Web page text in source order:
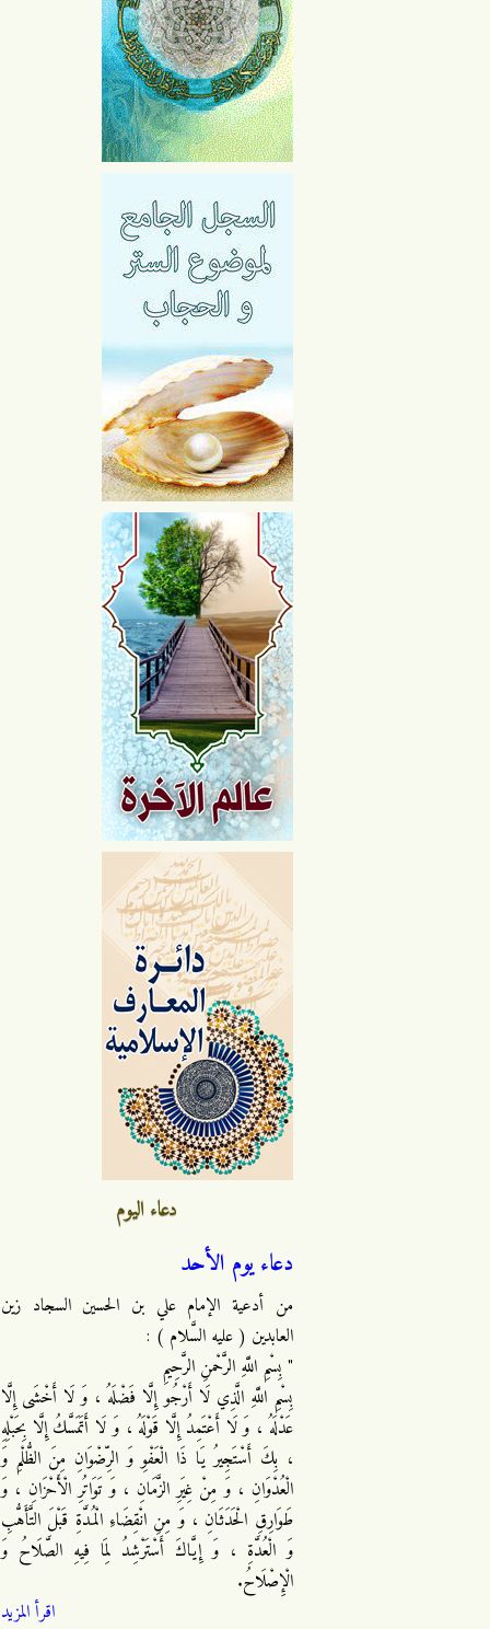
دعاء اليوم
دعاء يوم الأحد
من أدعية الإمام علي بن الحسين السجاد زين
العابدين ( عليه السَّلام ) :
" بِسْمِ اللَّهِ الرَّحْمنِ الرَّحِيمِ
بِسْمِ اللَّهِ الَّذِي لَا أَرْجُو إِلَّا فَضْلَهُ ، وَ لَا أَخْشَى إِلَّا
عَدْلَهُ ، وَ لَا أَعْتَمِدُ إِلَّا قَوْلَهُ ، وَ لَا أَتَمَسَّكُ إِلَّا بِحَبْلِهِ
، بِكَ أَسْتَجِيرُ يَا ذَا الْعَفْوِ وَ الرِّضْوَانِ مِنَ الظُّلْمِ وَ
الْعُدْوَانِ ، وَ مِنْ غِيَرِ الزَّمَانِ ، وَ تَوَاتُرِ الْأَحْزَانِ ، وَ
طَوَارِقِ الْحَدَثَانِ ، وَ مِنِ انْقِضَاءِ الْمُدَّةِ قَبْلَ التَّأَهُّبِ
وَ الْعُدَّةِ ، وَ إِيَّاكَ أَسْتَرْشِدُ لِمَا فِيهِ الصَّلَاحُ وَ
الْإِصْلَاحُ.
اقرأ المزيد